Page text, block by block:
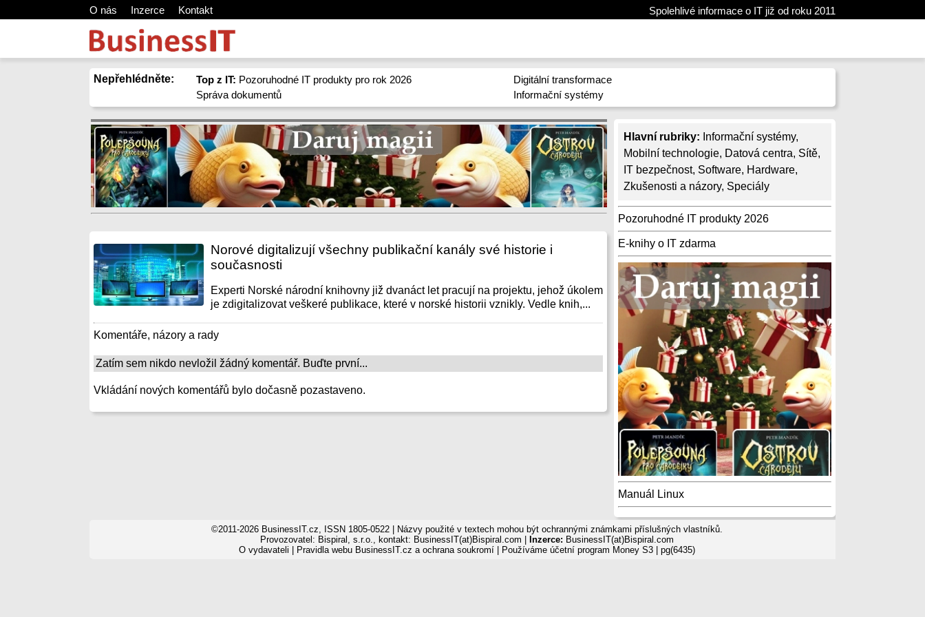
O nás Inzerce Kontakt Spolehlivé informace o IT již od roku 2011
Nepřehlédněte: Top z IT: Pozoruhodné IT produkty pro rok 2026
Správa dokumentů
Digitální transformace
Informační systémy
Hlavní rubriky: Informační systémy,
Mobilní technologie, Datová centra, Sítě,
IT bezpečnost, Software, Hardware,
Zkušenosti a názory, Speciály
Pozoruhodné IT produkty 2026
E-knihy o IT zdarma
Manuál Linux
Norové digitalizují všechny publikační kanály své historie i
současnosti
Experti Norské národní knihovny již dvanáct let pracují na projektu, jehož úkolem
je zdigitalizovat veškeré publikace, které v norské historii vznikly. Vedle knih,...
Komentáře, názory a rady
Zatím sem nikdo nevložil žádný komentář. Buďte první...
Vkládání nových komentářů bylo dočasně pozastaveno.
©2011-2026 BusinessIT.cz, ISSN 1805-0522 | Názvy použité v textech mohou být ochrannými známkami příslušných vlastníků.
Provozovatel: Bispiral, s.r.o., kontakt: BusinessIT(at)Bispiral.com |
Inzerce: BusinessIT(at)Bispiral.com
O vydavateli
Pravidla webu BusinessIT.cz a ochrana soukromí| Používáme účetní program Money S3| pg(6435)